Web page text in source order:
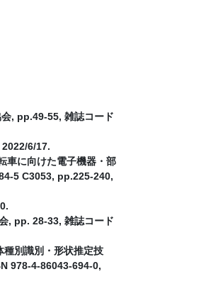
, pp.49-55, 雑誌コード
6/17.
車に向けた電子機器・部
5 C3053, pp.225-240,
, pp. 28-33, 雑誌コード
別識別・形状推定技
978-4-86043-694-0,